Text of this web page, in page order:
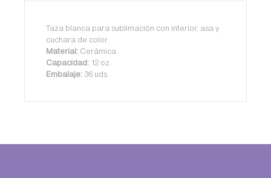
Taza blanca para sublimación con interior, asa y
cuchara de color.
Material: Cerámica.
Capacidad: 12 oz.
Embalaje: 36 uds.